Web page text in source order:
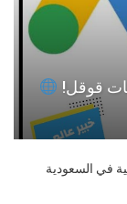
قوقل!
في السعودية